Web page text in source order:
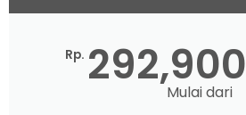
Rp.
Mulai dari